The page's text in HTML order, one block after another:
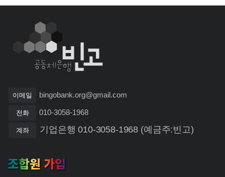
이메일 bingobank.org@gmail.com
전화 010-3058-1968
계좌 기업은행 010-3058-1968 (예금주:빈고)
조합원 가입